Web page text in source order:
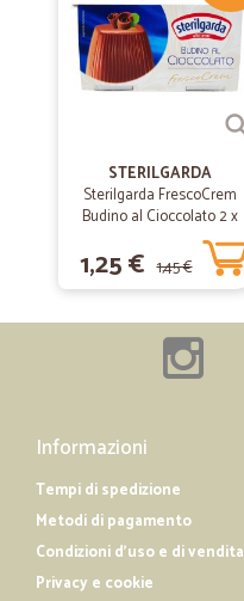
STERILGARDA
Sterilgarda FrescoCrem
Budino al Cioccolato 2 x
1,25 € 1,45 €
Informazioni
Tempi di spedizione
Metodi di pagamento
Condizioni d'uso e di vendita
Privacy e cookie